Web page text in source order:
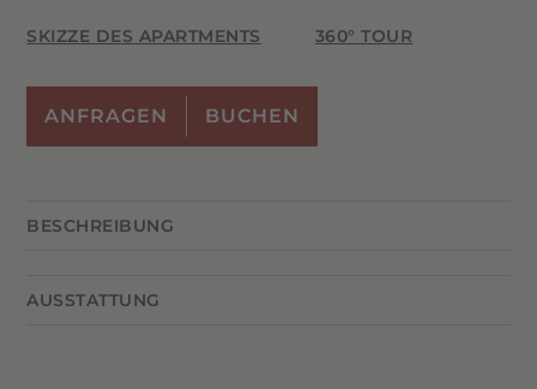
SKIZZE DES APARTMENTS 360° TOUR
ANFRAGEN BUCHEN
BESCHREIBUNG
Ein gemütlicher Rückzugsort mit Charme: Der
AUSSTATTUNG